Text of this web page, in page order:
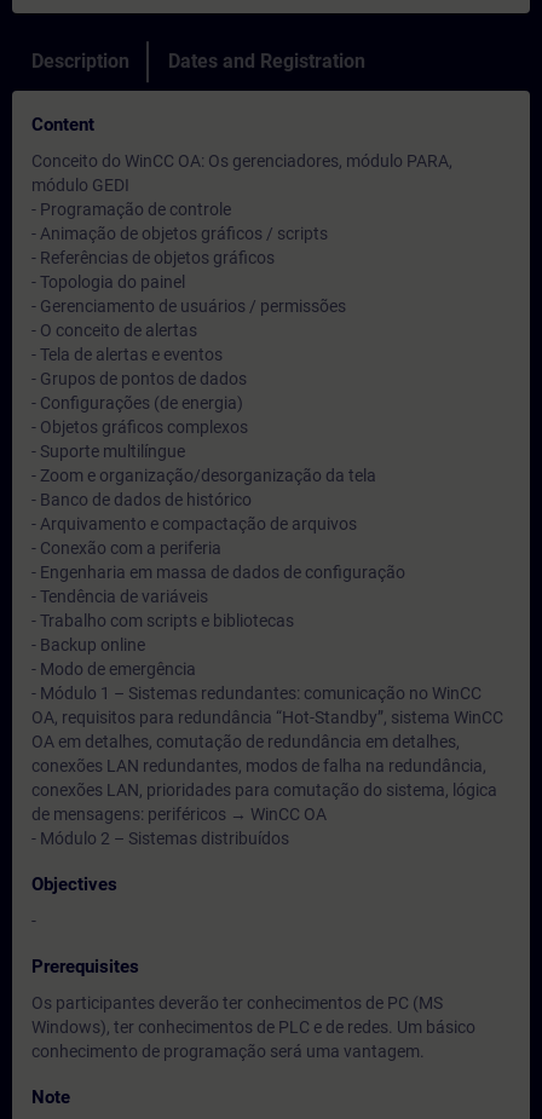
Description Dates and Registration
Content
Conceito do WinCC OA: Os gerenciadores, módulo PARA,
módulo GEDI
- Programação de controle
- Animação de objetos gráficos / scripts
- Referências de objetos gráficos
- Topologia do painel
- Gerenciamento de usuários / permissões
- O conceito de alertas
- Tela de alertas e eventos
- Grupos de pontos de dados
- Configurações (de energia)
- Objetos gráficos complexos
- Suporte multilíngue
- Zoom e organização/desorganização da tela
- Banco de dados de histórico
- Arquivamento e compactação de arquivos
- Conexão com a periferia
- Engenharia em massa de dados de configuração
- Tendência de variáveis
- Trabalho com scripts e bibliotecas
- Backup online
- Modo de emergência
- Módulo 1 – Sistemas redundantes: comunicação no WinCC
OA, requisitos para redundância “Hot-Standby”, sistema WinCC
OA em detalhes, comutação de redundância em detalhes,
conexões LAN redundantes, modos de falha na redundância,
conexões LAN, prioridades para comutação do sistema, lógica
de mensagens: periféricos → WinCC OA
- Módulo 2 – Sistemas distribuídos
Objectives
-
Prerequisites
Os participantes deverão ter conhecimentos de PC (MS
Windows), ter conhecimentos de PLC e de redes. Um básico
conhecimento de programação será uma vantagem.
Note